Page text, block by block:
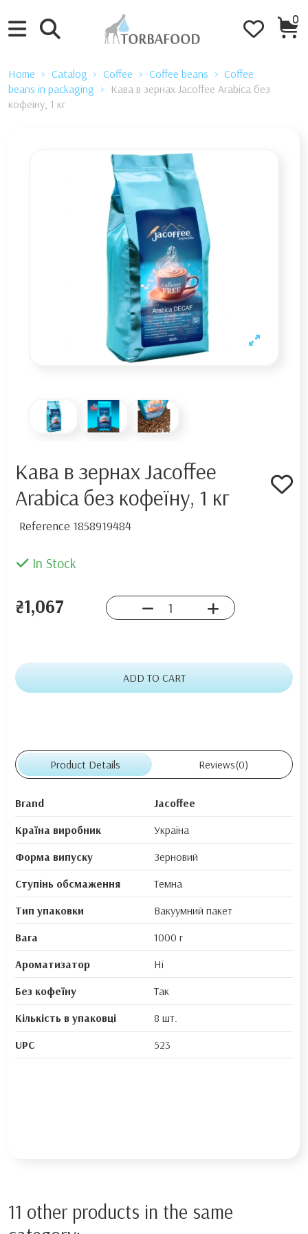
0
Home Catalog Coffee Coffee beans
Coffee
beans in packaging
Кава в зернах Jacoffee Arabica без
кофеїну, 1 кг
Кава в зернах Jacoffee
Arabica без кофеїну, 1 кг
Reference 1858919484
In Stock
₴1,067
ADD TO CART
Product Details Reviews(0)
Brand
Jacoffee
Країна виробник
Україна
Форма випуску
Зерновий
Ступінь обсмаження
Темна
Тип упаковки
Вакуумний пакет
Вага
1000 г
Ароматизатор
Ні
Без кофеїну
Так
Кількість в упаковці
8 шт.
UPC
523
11 other products in the same